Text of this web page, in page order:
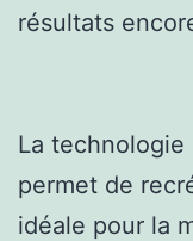
résultats
La
permet de
idéale pour la